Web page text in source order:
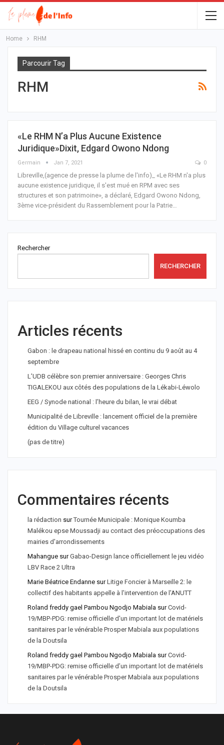
Home RHM
Parcourir Tag
RHM
«Le RHM N’a Plus Aucune Existence
Juridique»dixit, Edgard Owono Ndong
Germain Jan 7, 2021 0
Libreville,(agence de presse la plume de l'info)_ «Le RHM n'a plus
aucune existence juridique, il s'est mué en RPM avec ses
structures et son patrimoine», a déclaré, Edgard Owono Ndong,
3ème vice-président du Rassemblement pour la Patrie…
Rechercher
RECHERCHER
Articles récents
Gabon : le drapeau national hissé en continu du 9 août au 4
septembre
L’UDB célèbre son premier anniversaire : Georges Chris
TIGALEKOU aux côtés des populations de la Lékabi-Léwolo
EEG / Synode national : l’heure du bilan, le vrai débat
Municipalité de Libreville : lancement officiel de la première
édition du Village culturel vacances
(pas de titre)
Commentaires récents
la rédaction surTournée Municipale : Monique Koumba
Malékou epse Moussadji au contact des préoccupations des
mairies d'arrondissements
Mahangue surGabao-Design lance officiellement le jeu vidéo
LBV Race 2 Ultra
Marie Béatrice Endanne surLitige Foncier à Marseille 2: le
collectif des habitants appelle à l'intervention de l'ANUTT
Roland freddy gael Pambou Ngodjo Mabiala surCovid-
19/MBP-PDG: remise officielle d'un important lot de matériels
sanitaires par le vénérable Prosper Mabiala aux populations
de la Doutsila
Roland freddy gael Pambou Ngodjo Mabiala surCovid-
19/MBP-PDG: remise officielle d’un important lot de matériels
sanitaires par le vénérable Prosper Mabiala aux populations
de la Doutsila